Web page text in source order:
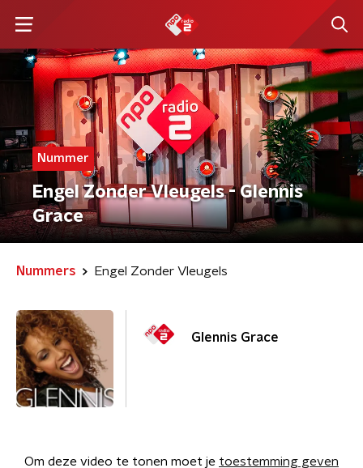
Nummer
Engel Zonder Vleugels - Glennis
Grace
Nummers Engel Zonder Vleugels
Glennis Grace
Om deze video te tonen moet je toestemming geven